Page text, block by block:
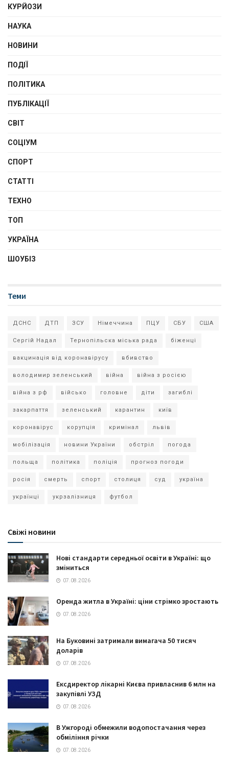
КУРЙОЗИ
НАУКА
НОВИНИ
ПОДІЇ
ПОЛІТИКА
ПУБЛІКАЦІЇ
СВІТ
СОЦІУМ
СПОРТ
СТАТТІ
ТЕХНО
ТОП
УКРАЇНА
ШОУБІЗ
Теми
ДСНС ДТП ЗСУ Німеччина ПЦУ СБУ США
Сергій Надал Тернопільска міська рада біженці
вакцинація від коронавірусу вбивство
володимир зеленський війна війна з росією
війна з рф військо головне діти загиблі
закарпаття зеленський карантин київ
коронавірус корупція кримінал львів
мобілізація новини України обстріл погода
польща політика поліція прогноз погоди
росія смерть спорт столиця суд україна
українці укрзалізниця футбол
Свіжі новини
Нові стандарти середньої освіти в Україні: що
зміниться
07.08.2026
Оренда житла в Україні: ціни стрімко зростають
07.08.2026
На Буковині затримали вимагача 50 тисяч
доларів
07.08.2026
Ексдиректор лікарні Києва привласнив 6 млн на
закупівлі УЗД
07.08.2026
В Ужгороді обмежили водопостачання через
обміління річки
07.08.2026